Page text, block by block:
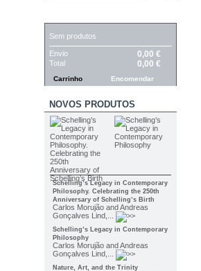
Sem produtos
Envio 0,00 €
Total 0,00 €
Carrinho Encomendar
NOVOS PRODUTOS
Schelling’s Legacy in Contemporary
Philosophy. Celebrating the 250th
Anniversary of Schelling’s Birth
Carlos Morujão and Andreas
Gonçalves Lind,...
Schelling’s Legacy in Contemporary
Philosophy
Carlos Morujão and Andreas
Gonçalves Lind,...
Nature, Art, and the Trinity